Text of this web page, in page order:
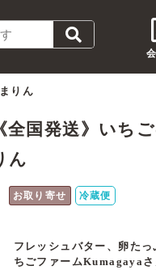
りん
《全国発送》いち
ん
お取り寄せ 冷蔵便
フレッシュバター、卵た
ちごファームKumagaya